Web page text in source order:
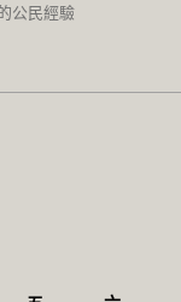
公民經驗